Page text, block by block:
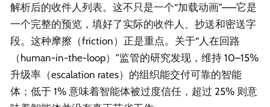
解析后的收件人列表。这不只是一个“加载动画”——它是
一个完整的预览，填好了实际的收件人、抄送和密送字
段。这种摩擦（friction）正是重点。关于“人在回路
（human-in-the-loop）”监管的研究发现，维持 10–15%
升级率（escalation rates）的组织能交付可靠的智能
体；低于 1% 意味着智能体被过度信任，超过 25% 则意